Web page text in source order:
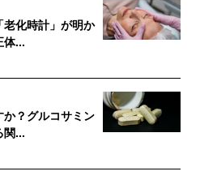
化時計」が明か
体...
？グルコサミン
関...